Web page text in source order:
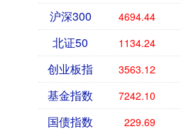
沪深300 4694.44
北证50 1134.24
创业板指 3563.12
基金指数 7242.10
国债指数 229.69